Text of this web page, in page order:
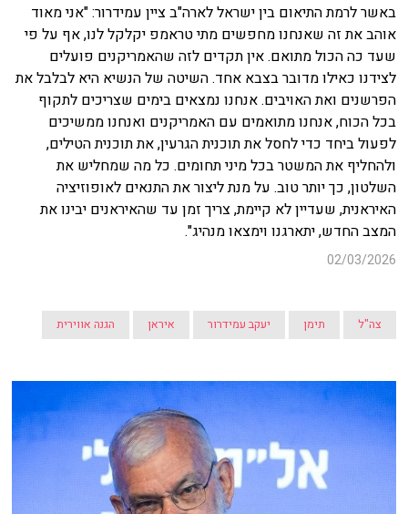
באשר לרמת התיאום בין ישראל לארה"ב ציין עמידרור: "אני מאוד
אוהב את זה שאנחנו מחפשים מתי טראמפ יקלקל לנו, אף על פי
שעד כה הכול מתואם. אין תקדים לזה שהאמריקנים פועלים
לצידנו כאילו מדובר בצבא אחד. השיטה של הנשיא היא לבלבל את
הפרשנים ואת האויבים. אנחנו נמצאים בימים שצריכים לתקוף
בכל הכוח, אנחנו מתואמים עם האמריקנים ואנחנו ממשיכים
לפעול ביחד כדי לחסל את תוכנית הגרעין, את תוכנית הטילים,
ולהחליף את המשטר בכל מיני תחומים. כל מה שמחליש את
השלטון, כך יותר טוב. על מנת ליצור את התנאים לאופוזיציה
האיראנית, שעדיין לא קיימת, צריך זמן עד שהאיראנים יבינו את
המצב החדש, יתארגנו וימצאו מנהיג".
02/03/2026
צה"ל תימן יעקב עמידרור איראן הגנה אווירית